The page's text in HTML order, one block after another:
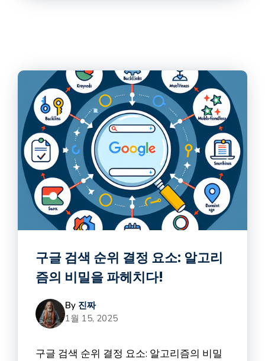
구글 검색 순위 결정 요소: 알고리
즘의 비밀을 파헤치다!
By 진짜
1월 15, 2025
구글 검색 순위 결정 요소: 알고리즘의 비밀